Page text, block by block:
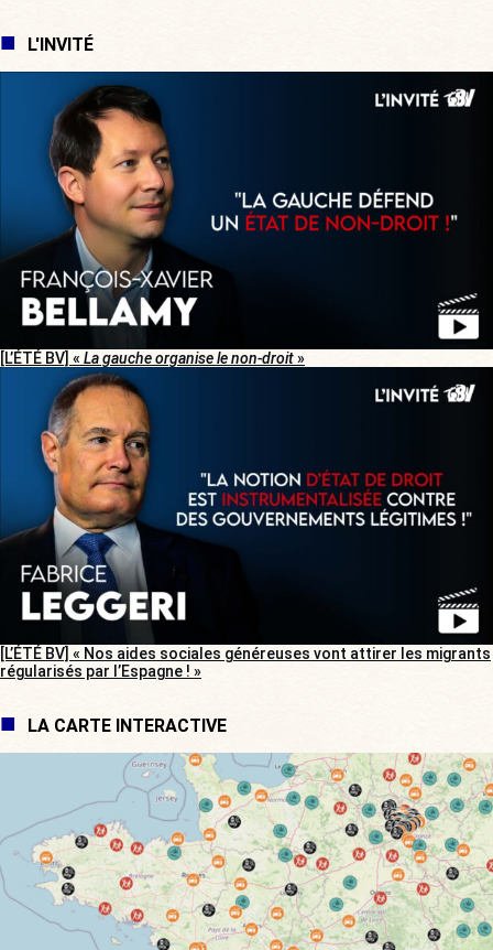
L'INVITÉ
[L’ÉTÉ BV] « La gauche organise le non-droit»
[L’ÉTÉ BV] « Nos aides sociales généreuses vont attirer les migrants
régularisés par l’Espagne ! »
LA CARTE INTERACTIVE